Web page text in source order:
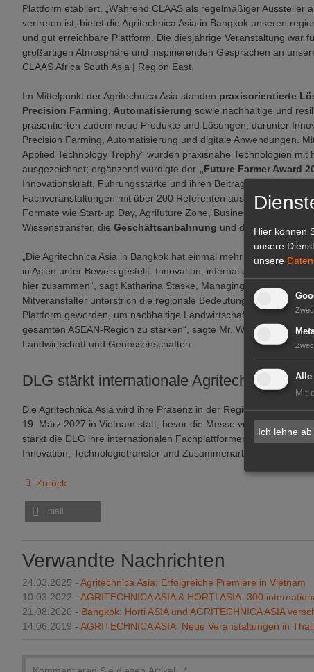
Plattform etabliert. „Während CLAAS als regelmäßiger Aussteller
vertreten ist, bietet die Agritechnica Asia in Bangkok unseren
und gut erreichbare Plattform. Die diesjährige Veranstaltung war
großartigen Atmosphäre und inspirierenden Gesprächen an
CLAAS Africa South Asia | Region East.
Im Mittelpunkt der Agritechnica Asia standen praxisorientierte
Precision Farming, Automatisierung sowie nachhaltige und
präsentierten zudem neue Produkte und Lösungen, darunter
Precision Farming, Automatisierung und digitale Anwendungen.
Applied Technology Trophy“ wurden praxisnahe Technologien
ausgezeichnet; ergänzend würdigte der „Future Farmer Award
Innovationskraft, Führungsstärke und ihren Beitrag zur
Fachveranstaltungen mit über 200 Referenten aus Wissenschaft,
Formate wie Start-up Day, Agrifuture Zone, Business Matching
Wissenstransfer, die Geschäftsanbahnung und die internationale
„Die Agritechnica Asia in Bangkok hat einmal mehr ihre Rolle als
in Asien unter Beweis gestellt. Innovation, internationales
hier zusammen“, sagt Katharina Staske, Managing Director DLG
Mitveranstalter unterstrich die regionale Bedeutung der Messe:
Plattform geworden, um nachhaltige Landwirtschaft
gesamten ASEAN-Region zu stärken“, sagte Mr. Watcharapol
Landwirtschaft und Genossenschaften.
DLG stärkt internationale Agritechnica-
Die Agritechnica Asia wird ihre Präsenz in der Region weiter
19. März 2027 in Vietnam statt, bevor die Messe vom 17. bis 19.
stärkt die DLG ihre internationalen Fachplattformen und baut die
Innovation, Technologietransfer und Zusammenarbeit in der
Zurück
mail
Verwandte Nachrichten
24.03.2025 - Agritechnica Asia: Erfolgreiche Premiere in Vietnam
10.03.2022 - AGRITECHNICA ASIA & HORTI ASIA: 300
21.08.2020 - Bangkok: Horti ASIA und AGRITECHNICA ASIA
14.06.2019 - AGRITECHNICA ASIA: Neue Veranstaltungen in
Hier können
unsere
unsere
Alle
Mit
Ich lehne ab